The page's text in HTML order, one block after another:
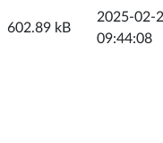
602.89 kB
2025-02-
09:44:08